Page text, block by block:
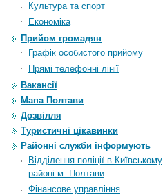
Культура та спорт
Економіка
Прийом громадян
Графік особистого прийому
Прямі телефонні лінії
Вакансії
Мапа Полтави
Дозвілля
Туристичні цікавинки
Районні служби інформують
Відділення поліції в Київському
районі м. Полтави
Фінансове управління